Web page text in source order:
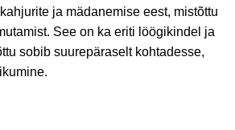
ja mädanemise eest, mistõttu
See on ka eriti löögikindel ja
sobib suurepäraselt kohtadesse,